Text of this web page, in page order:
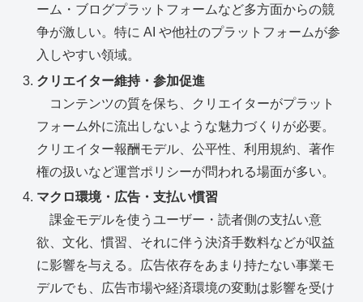
ーム・ブログプラットフォームなど多方面からの競
争が激しい。特に AI や他社のプラットフォームが参
入しやすい領域。
クリエイター維持・参加促進
コンテンツの質を保ち、クリエイターがプラット
フォーム外に流出しないような魅力づくりが必要。
クリエイター報酬モデル、公平性、利用規約、著作
権の扱いなど運営ポリシーが問われる場面が多い。
マクロ環境・広告・支払い慣習
課金モデルを使うユーザー・読者側の支払い意
欲、文化、慣習、それに伴う決済手数料などが収益
に影響を与える。広告依存をあまり持たない事業モ
デルでも、広告市場や経済環境の変動は影響を受け